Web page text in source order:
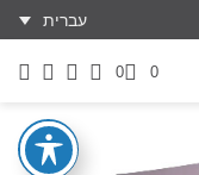
עברית
0
0